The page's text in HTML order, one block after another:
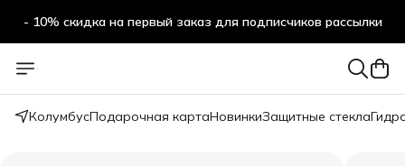
- 10% скидка на первый заказ для подписчиков рассылки
КолумбусПодарочная картаНовинкиЗащитные стекла